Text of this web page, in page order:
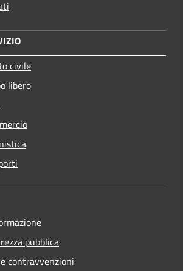
civile
libero
pubblica
contravvenzioni